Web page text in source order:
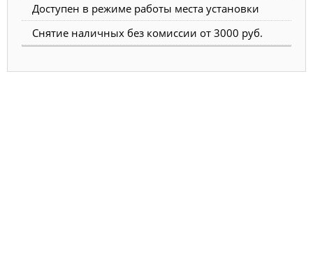
Доступен в режиме работы места установки
Снятие наличных без комиссии от 3000 руб.